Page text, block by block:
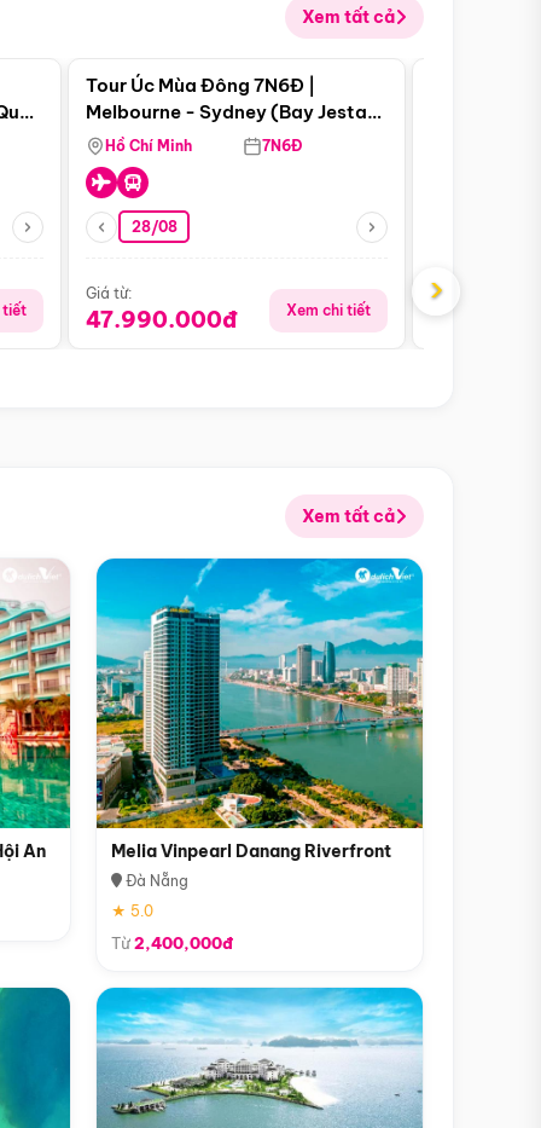
Xem tất cả
tiết
Điểm nổi bật
Tour Úc Mùa Đông 7N6Đ |
Melbourne - Sydney (Bay Jestar
Airways)
Hồ Chí Minh 7N6Đ
28/08
Giá từ:
47.990.000đ Xem chi tiết
Giá từ:
›
Xem tất cả
An Melia Vinpearl Danang Riverfront
Đà Nẵng
★ 5.0
Từ2,400,000đ